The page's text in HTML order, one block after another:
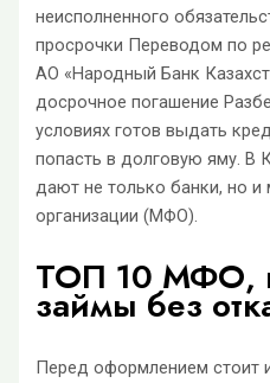
неисполненного
просрочки Переводом по
АО «Народный Банк
досрочное погашение
условиях готов выдать
попасть в долговую яму. В
дают не только банки, но
организации (МФО).
ТОП 10 МФО,
займы без
Перед оформлением стоит